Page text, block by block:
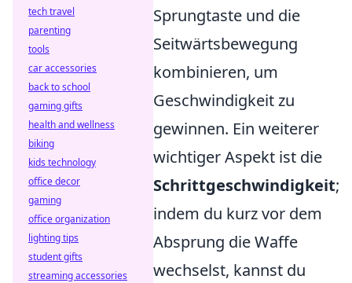
Sprungtaste und die
Seitwärtsbewegung
kombinieren, um
Geschwindigkeit zu
gewinnen. Ein weiterer
wichtiger Aspekt ist die
Schrittgeschwindigkeit;
indem du kurz vor dem
Absprung die Waffe
wechselst, kannst du
tech travel
parenting
tools
car accessories
back to school
gaming gifts
health and wellness
biking
kids technology
office decor
gaming
office organization
lighting tips
student gifts
streaming accessories